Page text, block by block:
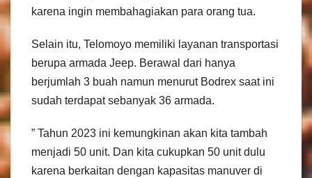
karena ingin membahagiakan para orang tua.
Selain itu, Telomoyo memiliki layanan transportasi
berupa armada Jeep. Berawal dari hanya
berjumlah 3 buah namun menurut Bodrex saat ini
sudah terdapat sebanyak 36 armada.
” Tahun 2023 ini kemungkinan akan kita tambah
menjadi 50 unit. Dan kita cukupkan 50 unit dulu
karena berkaitan dengan kapasitas manuver di